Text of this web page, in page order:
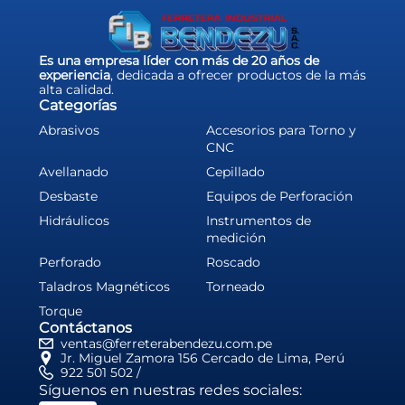
Es una empresa líder con más de 20 años de
experiencia, dedicada a ofrecer productos de la más
alta calidad.
Categorías
Abrasivos
Accesorios para Torno y
CNC
Avellanado
Cepillado
Desbaste
Equipos de Perforación
Hidráulicos
Instrumentos de
medición
Perforado
Roscado
Taladros Magnéticos
Torneado
Torque
Contáctanos
ventas@ferreterabendezu.com.pe
922 501 502 /
Jr. Miguel Zamora 156 Cercado de Lima, Perú
Síguenos en nuestras redes sociales: